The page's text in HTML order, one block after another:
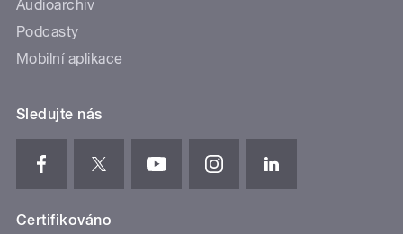
Audioarchiv
Podcasty
Mobilní aplikace
Sledujte nás
Certifikováno